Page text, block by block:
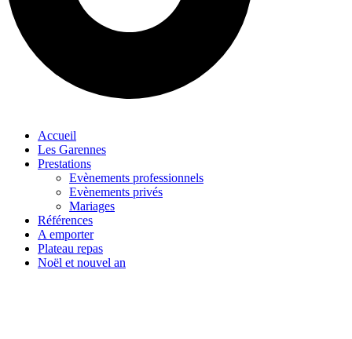
Accueil
Les Garennes
Prestations
Evènements professionnels
Evènements privés
Mariages
Références
A emporter
Plateau repas
Noël et nouvel an